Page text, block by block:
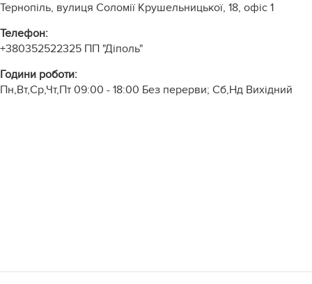
Тернопіль, вулиця Соломії Крушельницької, 18, офіс 1
Телефон:
+380352522325 ПП "Діполь"
Години роботи:
Пн,Вт,Ср,Чт,Пт 09:00 - 18:00 Без перерви; Сб,Нд Вихідний